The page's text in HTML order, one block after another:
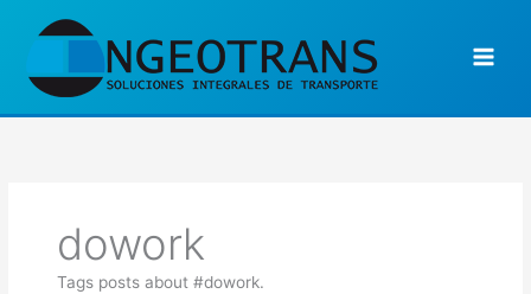
dowork
Tags posts about #dowork.